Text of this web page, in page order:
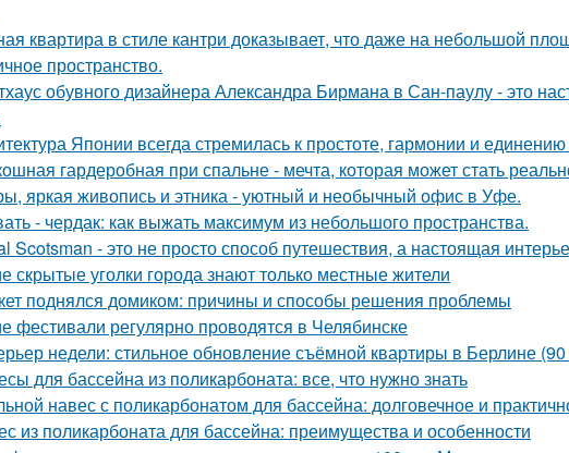
квартира в стиле кантри доказывает, что даже на небольшой
пространство.
обувного дизайнера Александра Бирмана в Сан-паулу - это
Японии всегда стремилась к простоте, гармонии и
гардеробная при спальне - мечта, которая может стать
яркая живопись и этника - уютный и необычный офис в Уфе.
- чердак: как выжать максимум из небольшого пространства.
Scotsman - это не просто способ путешествия, а настоящая
скрытые уголки города знают только местные жители
поднялся домиком: причины и способы решения проблемы
фестивали регулярно проводятся в Челябинске
недели: стильное обновление съёмной квартиры в Берлине
для бассейна из поликарбоната: все, что нужно знать
навес с поликарбонатом для бассейна: долговечное и
из поликарбоната для бассейна: преимущества и особенности